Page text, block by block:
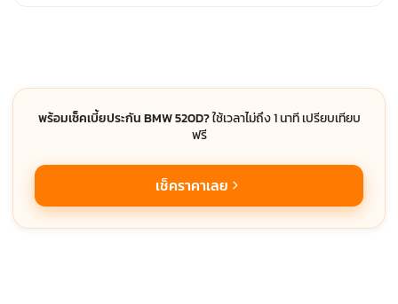
พร้อมเช็คเบี้ยประกัน BMW 520D?ใช้เวลาไม่ถึง 1 นาที เปรียบเทียบ
ฟรี
เช็คราคาเลย